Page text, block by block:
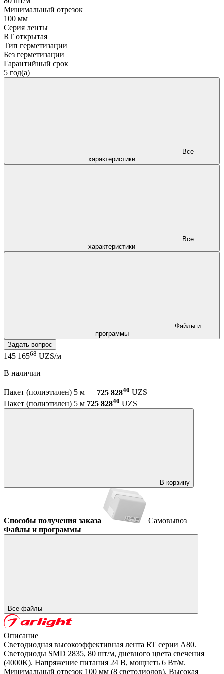
Минимальный отрезок
100 мм
Серия ленты
RT открытая
Тип герметизации
Без герметизации
Гарантийный срок
5 год(а)
характеристики
характеристики
программы
Задать вопрос
145 16568 UZS/м
В наличии
Пакет (полиэтилен) 5 м — 725 82840 UZS
Пакет (полиэтилен) 5 м 725 82840 UZS
В корзину
Способы получения заказа
Самовывоз
Файлы и программы
Все файлы
Описание
Светодиодная высокоэффективная лента RT серии A80.
Светодиоды SMD 2835, 80 шт/м, дневного цвета свечения
(4000K). Напряжение питания 24 В, мощнсть 6 Вт/м.
Минимальный отрезок 100 мм (8 светодиодов). Высокая